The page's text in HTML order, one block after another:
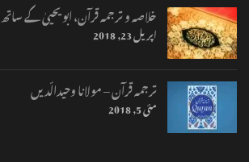
خلاصہ و ترجمہ قرآن، ابو یحییٰ کے ساتھ
اپریل 23, 2018
ترجمہ قرآن – مولانا وحیدالّدیں
مئی 5, 2018